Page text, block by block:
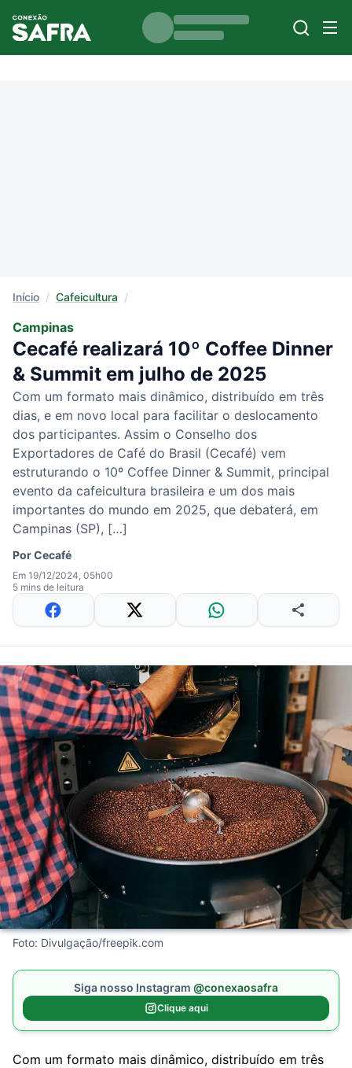
Início / Cafeicultura /
Campinas
Cecafé realizará 10º Coffee Dinner
& Summit em julho de 2025
Com um formato mais dinâmico, distribuído em três
dias, e em novo local para facilitar o deslocamento
dos participantes. Assim o Conselho dos
Exportadores de Café do Brasil (Cecafé) vem
estruturando o 10º Coffee Dinner & Summit, principal
evento da cafeicultura brasileira e um dos mais
importantes do mundo em 2025, que debaterá, em
Campinas (SP), […]
PorCecafé
Em 19/12/2024, 05h00
5 mins de leitura
Foto: Divulgação/freepik.com
Siga nosso Instagram @conexaosafra
Clique aqui
Com um formato mais dinâmico, distribuído em três